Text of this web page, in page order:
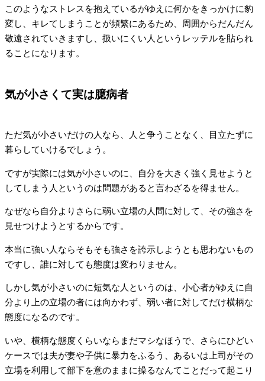
このようなストレスを抱えているがゆえに何かをきっかけに豹
変し、キレてしまうことが頻繁にあるため、周囲からだんだん
敬遠されていきますし、扱いにくい人というレッテルを貼られ
ることになります。
気が小さくて実は臆病者
ただ気が小さいだけの人なら、人と争うことなく、目立たずに
暮らしていけるでしょう。
ですが実際には気が小さいのに、自分を大きく強く見せようと
してしまう人というのは問題があると言わざるを得ません。
なぜなら自分よりさらに弱い立場の人間に対して、その強さを
見せつけようとするからです。
本当に強い人ならそもそも強さを誇示しようとも思わないもの
ですし、誰に対しても態度は変わりません。
しかし気が小さいのに短気な人というのは、小心者がゆえに自
分より上の立場の者には向かわず、弱い者に対してだけ横柄な
態度になるのです。
いや、横柄な態度くらいならまだマシなほうで、さらにひどい
ケースでは夫が妻や子供に暴力をふるう、あるいは上司がその
立場を利用して部下を意のままに操るなんてことだって起こり